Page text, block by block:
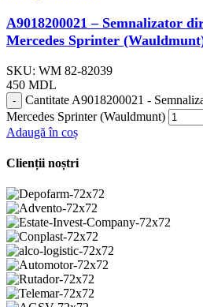
A9018200021 – Semnalizator
Mercedes Sprinter
SKU: WM 82-82039
450 MDL
Cantitate A9018200021 -
Mercedes Sprinter (Wauldmunt)
Adaugă în coș
Clienții noștri